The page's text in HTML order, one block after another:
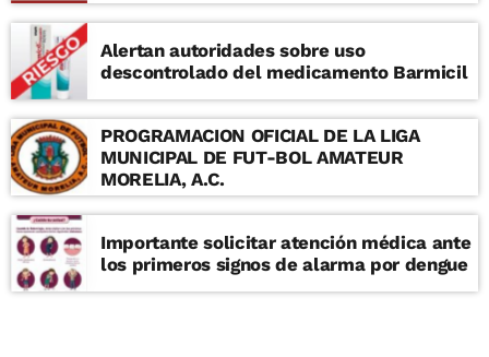
Alertan autoridades sobre uso
descontrolado del medicamento Barmicil
PROGRAMACION OFICIAL DE LA LIGA
MUNICIPAL DE FUT-BOL AMATEUR
MORELIA, A.C.
Importante solicitar atención médica ante
los primeros signos de alarma por dengue